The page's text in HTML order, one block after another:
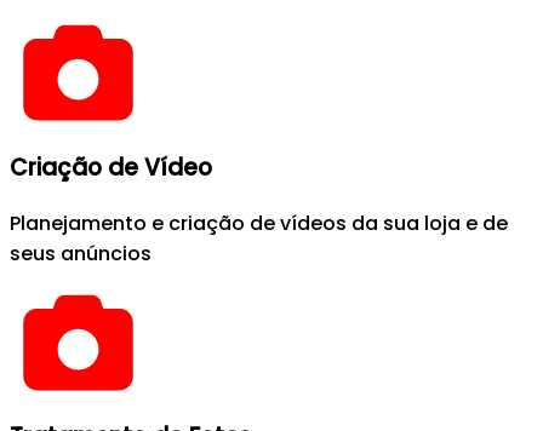
Criação de Vídeo
Planejamento e criação de vídeos da sua loja e de
seus anúncios